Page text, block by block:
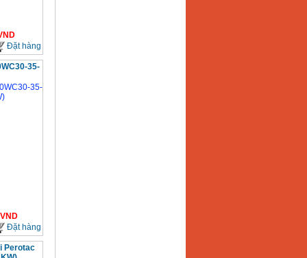
Đặt hàng
35-
Đặt hàng
Perotac